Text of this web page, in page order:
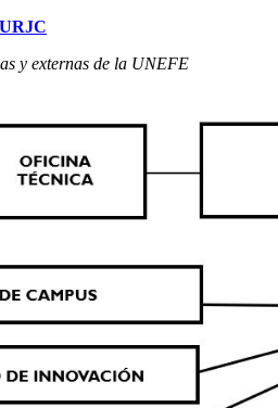
y externas de la UNEFE